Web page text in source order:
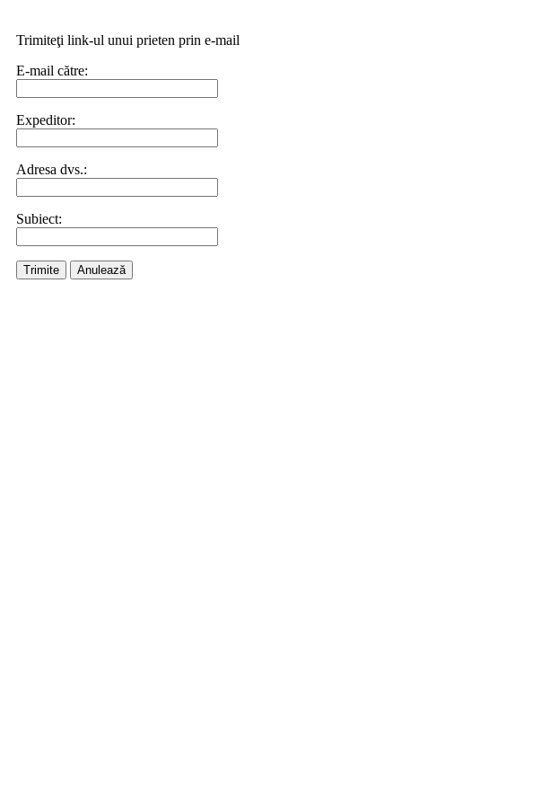
Trimiteţi link-ul unui prieten prin e-mail
E-mail către:
Expeditor:
Adresa dvs.:
Subiect:
Trimite Anulează